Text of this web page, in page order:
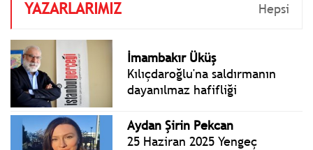
yılı. Bugün Türkiye Büyük
Cumhuriyetimizin
temelleri o gün atıldı.
YAZARLARIMIZ Hepsi
İmambakır Üküş
Kılıçdaroğlu'na saldırmanın
dayanılmaz hafifliği
Aydan Şirin Pekcan
25 Haziran 2025 Yengeç